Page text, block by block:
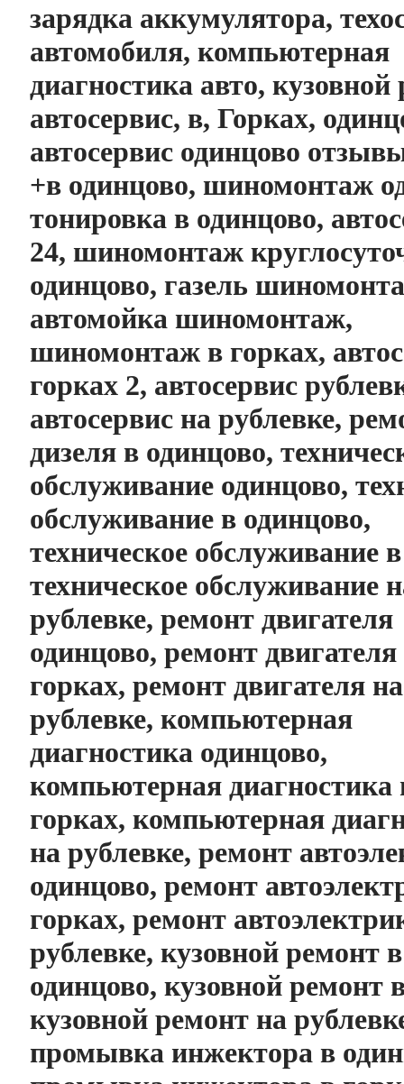
зарядка аккумулятора,
автомобиля, компьютерная
диагностика авто, кузовной
автосервис, в, Горках,
автосервис одинцово
+в одинцово, шиномонтаж
тонировка в одинцово,
24, шиномонтаж
одинцово, газель
автомойка шиномонтаж,
шиномонтаж в горках,
горках 2, автосервис
автосервис на рублевке,
дизеля в одинцово,
обслуживание одинцово,
обслуживание в одинцово,
техническое обслуживание
техническое обслуживание
рублевке, ремонт двигателя
одинцово, ремонт двигателя
горках, ремонт двигателя на
рублевке, компьютерная
диагностика одинцово,
компьютерная диагностика
горках, компьютерная
на рублевке, ремонт
одинцово, ремонт
горках, ремонт
рублевке, кузовной ремонт в
одинцово, кузовной ремонт
кузовной ремонт на
промывка инжектора в